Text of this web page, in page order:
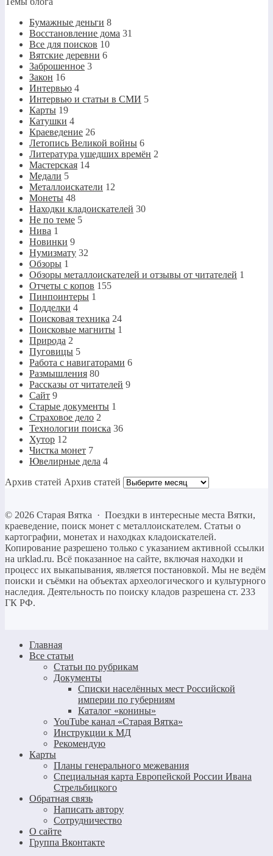
Бумажные деньги 8
Восстановление дома 31
Все для поисков 10
Вятские деревни 6
Заброшенное 3
Закон 16
Интервью 4
Интервью и статьи в СМИ 5
Карты 19
Катушки 4
Краеведение 26
Летопись Великой войны 6
Литература ушедших времён 2
Мастерская 14
Медали 5
Металлоискатели 12
Монеты 48
Находки кладоискателей 30
Не по теме 5
Нива 1
Новинки 9
Нумизмату 32
Обзоры 1
Обзоры металлоискателей и отзывы от читателей 1
Отчеты с копов 155
Пинпоинтеры 1
Подделки 4
Поисковая техника 24
Поисковые магниты 1
Природа 2
Пуговицы 5
Работа с навигаторами 6
Размышления 80
Рассказы от читателей 9
Сайт 9
Старые документы 1
Страховое дело 2
Технологии поиска 36
Хутор 12
Чистка монет 7
Ювелирные дела 4
Архив статей Архив статей
© 2026 Старая Вятка · Поездки в интересные места Вятки,
краеведение, поиск монет с металлоискателем. Статьи о
картографии, монетах и находках кладоискателей.
Копирование разрешено только c указанием активной ссылки
на urklad.ru. Всё показанное на сайте, включая находки и
процесс их выкапывания, является постановкой. Мы не ведём
поиски и съёмки на объектах археологического и культурного
наследия. Деятельность по поиску кладов разрешена ст. 233
ГК РФ.
Главная
Все статьи
Статьи по рубрикам
Документы
Списки населённых мест Российской
империи по губерниям
Каталог «конины»
YouTube канал «Старая Вятка»
Инструкции к МД
Рекомендую
Карты
Планы генерального межевания
Специальная карта Европейской России Ивана
Стрельбицкого
Обратная связь
Написать автору
Сотрудничество
О сайте
Группа Вконтакте